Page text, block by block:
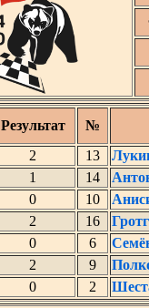
Результат №
2 13
1 14
0 10
2 16
0 6
2 9
0 2